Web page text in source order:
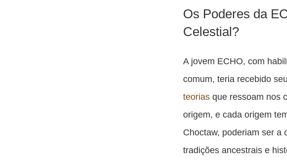
Os Poderes da
Celestial?
A jovem ECHO, com
comum, teria recebido
teorias que ressoam nos
origem, e cada origem
Choctaw, poderiam ser a
tradições ancestrais e